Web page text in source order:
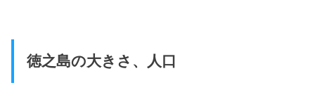
徳之島の大きさ、人口